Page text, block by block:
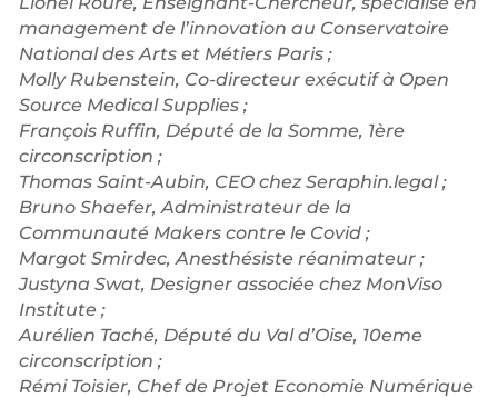
management de l’innovation au Conservatoire
National des Arts et Métiers Paris ;
Molly Rubenstein, Co-directeur exécutif à Open
Source Medical Supplies ;
François Ruffin, Député de la Somme, 1ère
circonscription ;
Thomas Saint-Aubin, CEO chez Seraphin.legal ;
Bruno Shaefer, Administrateur de la
Communauté Makers contre le Covid ;
Margot Smirdec, Anesthésiste réanimateur ;
Justyna Swat, Designer associée chez MonViso
Institute ;
Aurélien Taché, Député du Val d’Oise, 10eme
circonscription ;
Rémi Toisier, Chef de Projet Economie Numérique